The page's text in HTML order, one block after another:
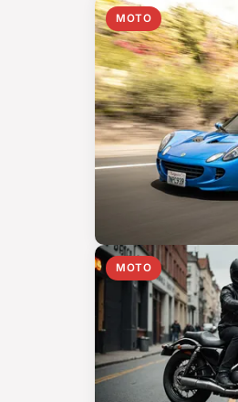
MOTO
MOTO